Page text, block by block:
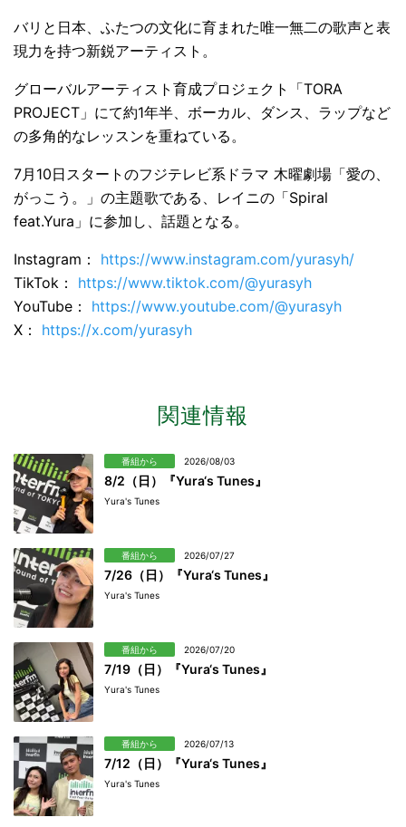
バリと日本、ふたつの文化に育まれた唯一無二の歌声と表
現力を持つ新鋭アーティスト。
グローバルアーティスト育成プロジェクト「TORA
PROJECT」にて約1年半、ボーカル、ダンス、ラップなど
の多角的なレッスンを重ねている。
7月10日スタートのフジテレビ系ドラマ 木曜劇場「愛の、
がっこう。」の主題歌である、レイニの「Spiral
feat.Yura」に参加し、話題となる。
Instagram： https://www.instagram.com/yurasyh/
TikTok： https://www.tiktok.com/@yurasyh
YouTube： https://www.youtube.com/@yurasyh
X： https://x.com/yurasyh
関連情報
番組から 2026/08/03
8/2（日）『Yura‘s Tunes』
Yura's Tunes
番組から 2026/07/27
7/26（日）『Yura‘s Tunes』
Yura's Tunes
番組から 2026/07/20
7/19（日）『Yura‘s Tunes』
Yura's Tunes
番組から 2026/07/13
7/12（日）『Yura‘s Tunes』
Yura's Tunes